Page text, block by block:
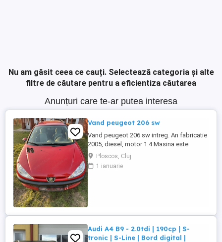
Nu am găsit ceea ce cauți. Selectează categoria și alte
filtre de căutare pentru a eficientiza căutarea
Anunțuri care te-ar putea interesa
Vand peugeot 206 sw
Vand peugeot 206 sw intreg. An fabricatie
2005, diesel, motor 1.4 Masina este
radiata. Pentru mai multe detalii va rog
sunati la nr. de telefon afisat:
Ploscos, Cluj
1 ianuarie
Audi A4 B9 - 2.0tdi | 190cp | S-
tronic | S-Line | Bord digital |